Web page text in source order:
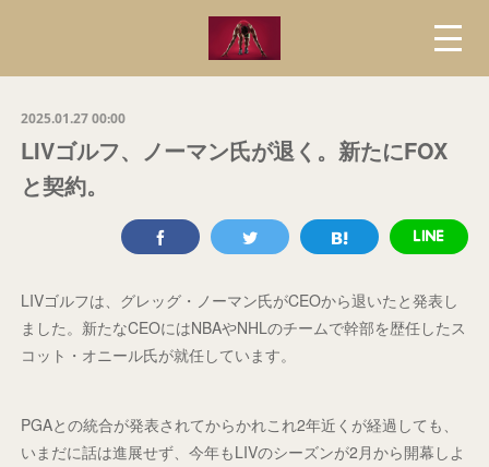
2025.01.27 00:00
LIVゴルフ、ノーマン氏が退く。新たにFOX
と契約。
LIVゴルフは、グレッグ・ノーマン氏がCEOから退いたと発表し
ました。新たなCEOにはNBAやNHLのチームで幹部を歴任したス
コット・オニール氏が就任しています。
PGAとの統合が発表されてからかれこれ2年近くが経過しても、
いまだに話は進展せず、今年もLIVのシーズンが2月から開幕しよ